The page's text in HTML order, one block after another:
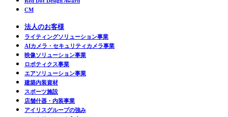
CM
法人のお客様
ライティングソリューション事業
AIカメラ・セキュリティカメラ事業
映像ソリューション事業
ロボティクス事業
エアソリューション事業
建築内装資材
スポーツ施設
店舗什器・内装事業
アイリスグループの強み